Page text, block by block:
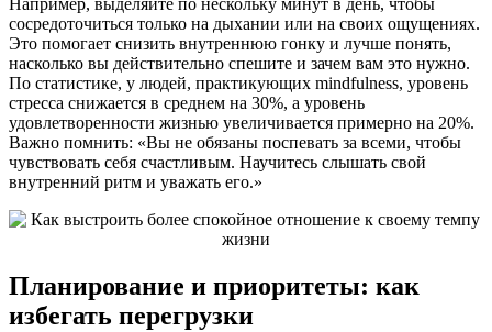
Например, выделяйте по нескольку минут в день, чтобы
сосредоточиться только на дыхании или на своих ощущениях.
Это помогает снизить внутреннюю гонку и лучше понять,
насколько вы действительно спешите и зачем вам это нужно.
По статистике, у людей, практикующих mindfulness, уровень
стресса снижается в среднем на 30%, а уровень
удовлетворенности жизнью увеличивается примерно на 20%.
Важно помнить: «Вы не обязаны поспевать за всеми, чтобы
чувствовать себя счастливым. Научитесь слышать свой
внутренний ритм и уважать его.»
Планирование и приоритеты: как
избегать перегрузки